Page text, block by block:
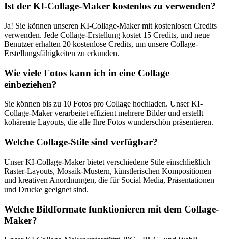
Ist der KI-Collage-Maker kostenlos zu verwenden?
Ja! Sie können unseren KI-Collage-Maker mit kostenlosen Credits
verwenden. Jede Collage-Erstellung kostet 15 Credits, und neue
Benutzer erhalten 20 kostenlose Credits, um unsere Collage-
Erstellungsfähigkeiten zu erkunden.
Wie viele Fotos kann ich in eine Collage
einbeziehen?
Sie können bis zu 10 Fotos pro Collage hochladen. Unser KI-
Collage-Maker verarbeitet effizient mehrere Bilder und erstellt
kohärente Layouts, die alle Ihre Fotos wunderschön präsentieren.
Welche Collage-Stile sind verfügbar?
Unser KI-Collage-Maker bietet verschiedene Stile einschließlich
Raster-Layouts, Mosaik-Mustern, künstlerischen Kompositionen
und kreativen Anordnungen, die für Social Media, Präsentationen
und Drucke geeignet sind.
Welche Bildformate funktionieren mit dem Collage-
Maker?